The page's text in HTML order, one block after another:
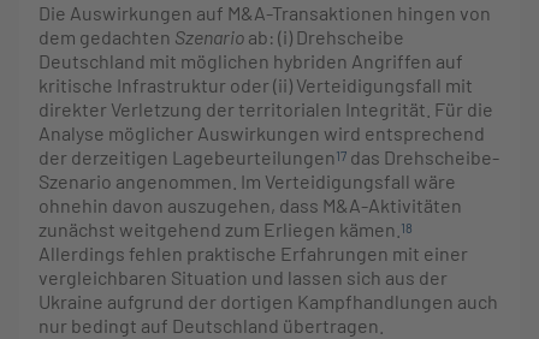
Die Auswirkungen auf M&A-Transaktionen hingen von
dem gedachten Szenario ab: (i) Drehscheibe
Deutschland mit möglichen hybriden Angriffen auf
kritische Infrastruktur oder (ii) Verteidigungsfall mit
direkter Verletzung der territorialen Integrität. Für die
Analyse möglicher Auswirkungen wird entsprechend
der derzeitigen Lagebeurteilungen17 das Drehscheibe-
Szenario angenommen. Im Verteidigungsfall wäre
ohnehin davon auszugehen, dass M&A-Aktivitäten
zunächst weitgehend zum Erliegen kämen. 18
Allerdings fehlen praktische Erfahrungen mit einer
vergleichbaren Situation und lassen sich aus der
Ukraine aufgrund der dortigen Kampfhandlungen auch
nur bedingt auf Deutschland übertragen.